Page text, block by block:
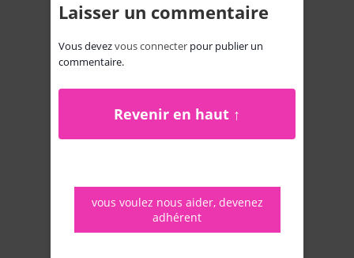
Laisser un commentaire
Vous devezvous connecter pour publier un
commentaire.
Revenir en haut ↑
vous voulez nous aider, devenez
adhérent